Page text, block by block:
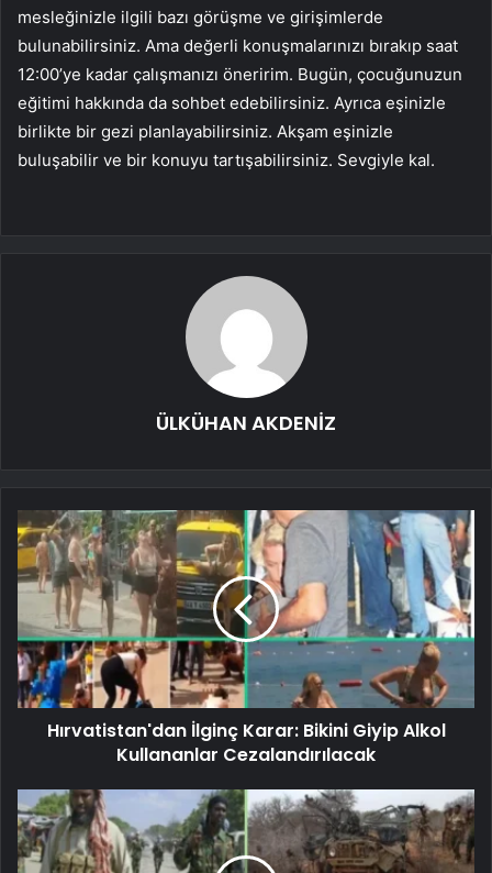
mesleğinizle ilgili bazı görüşme ve girişimlerde
bulunabilirsiniz. Ama değerli konuşmalarınızı bırakıp saat
12:00’ye kadar çalışmanızı öneririm. Bugün, çocuğunuzun
eğitimi hakkında da sohbet edebilirsiniz. Ayrıca eşinizle
birlikte bir gezi planlayabilirsiniz. Akşam eşinizle
buluşabilir ve bir konuyu tartışabilirsiniz. Sevgiyle kal.
ÜLKÜHAN AKDENİZ
Hırvatistan'dan İlginç Karar: Bikini Giyip Alkol
Kullananlar Cezalandırılacak